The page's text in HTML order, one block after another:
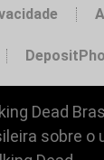
Dead
sobre o